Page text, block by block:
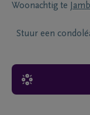
Woonachtig te
Stuur een